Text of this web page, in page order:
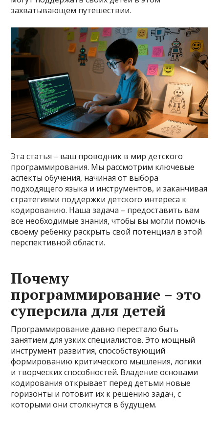
захватывающем путешествии.
Эта статья – ваш проводник в мир детского
программирования. Мы рассмотрим ключевые
аспекты обучения, начиная от выбора
подходящего языка и инструментов, и заканчивая
стратегиями поддержки детского интереса к
кодированию. Наша задача – предоставить вам
все необходимые знания, чтобы вы могли помочь
своему ребенку раскрыть свой потенциал в этой
перспективной области.
Почему
программирование – это
суперсила для детей
Программирование давно перестало быть
занятием для узких специалистов. Это мощный
инструмент развития, способствующий
формированию критического мышления, логики
и творческих способностей. Владение основами
кодирования открывает перед детьми новые
горизонты и готовит их к решению задач, с
которыми они столкнутся в будущем.